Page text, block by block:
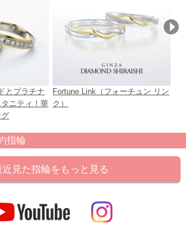
とプラチナ
ニティ！華
Fortune Link（フォーチュン リン
ク）
指輪
近見た指輪をもっと見る